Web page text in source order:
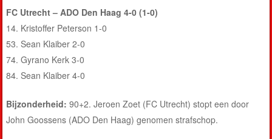
FC Utrecht – ADO Den Haag 4-0 (1-0)
14. Kristoffer Peterson 1-0
53. Sean Klaiber 2-0
74. Gyrano Kerk 3-0
84. Sean Klaiber 4-0
Bijzonderheid: 90+2. Jeroen Zoet (FC Utrecht) stopt een door
John Goossens (ADO Den Haag) genomen strafschop.